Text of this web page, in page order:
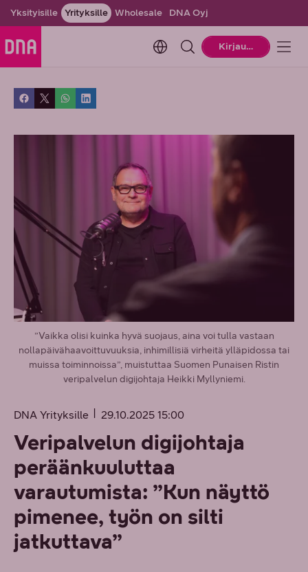
Yksityisille Yrityksille Wholesale DNA Oyj
Change language. Current
Kirjaudu
”Vaikka olisi kuinka hyvä suojaus, aina voi tulla vastaan
nollapäivähaavoittuvuuksia, inhimillisiä virheitä ylläpidossa tai
muissa toiminnoissa”, muistuttaa Suomen Punaisen Ristin
veripalvelun digijohtaja Heikki Myllyniemi.
DNA Yrityksille 29.10.2025 15:00
Veripalvelun digijohtaja
peräänkuuluttaa
varautumista: ”Kun näyttö
pimenee, työn on silti
jatkuttava”